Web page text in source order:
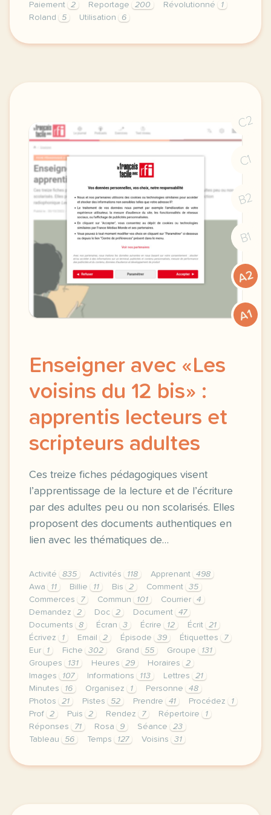
Paiement
2 Reportage 200 Révolutionné
1
Roland
5 Utilisation 6
le respect de votre vie privee est une priorite
C2
C1
B2
B1
A2
A1
Enseigner avec «Les
voisins du 12 bis» :
apprentis lecteurs et
scripteurs adultes
Ces treize fiches pédagogiques visent
l’apprentissage de la lecture et de l’écriture
par des adultes peu ou non scolarisés. Elles
proposent des documents authentiques en
lien avec les thématiques de…
Activité 835 Activités 118 Apprenant
498
Awa
11 Billie 11 Bis 2 Comment
35
Commerces
7 Commun 101 Courrier
4
Demandez
2 Doc 2 Document
47
Documents
8 Écran 3 Écrire 12 Écrit
21
Écrivez
1 Email 2 Épisode 39 Étiquettes
7
Eur
1 Fiche 302 Grand 55 Groupe
131
Groupes
131 Heures 29 Horaires
2
Images
107 Informations 113 Lettres
21
Minutes
16 Organisez 1 Personne
48
Photos
21 Pistes 52 Prendre 41 Procédez
1
Prof
2 Puis 2 Rendez 7 Répertoire
1
Réponses
71 Rosa 9 Séance
23
Tableau
56 Temps 127 Voisins 31
fiche pedagogique a1 enseigner avec les voisins